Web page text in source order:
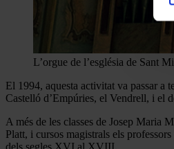
L’orgue de l’església de Sant
El 1994, aquesta activitat va passar a
Castelló d’Empúries, el Vendrell, i el
A més de les classes de Josep Maria
Platt, i cursos magistrals els
dels segles XVI al XVIII.